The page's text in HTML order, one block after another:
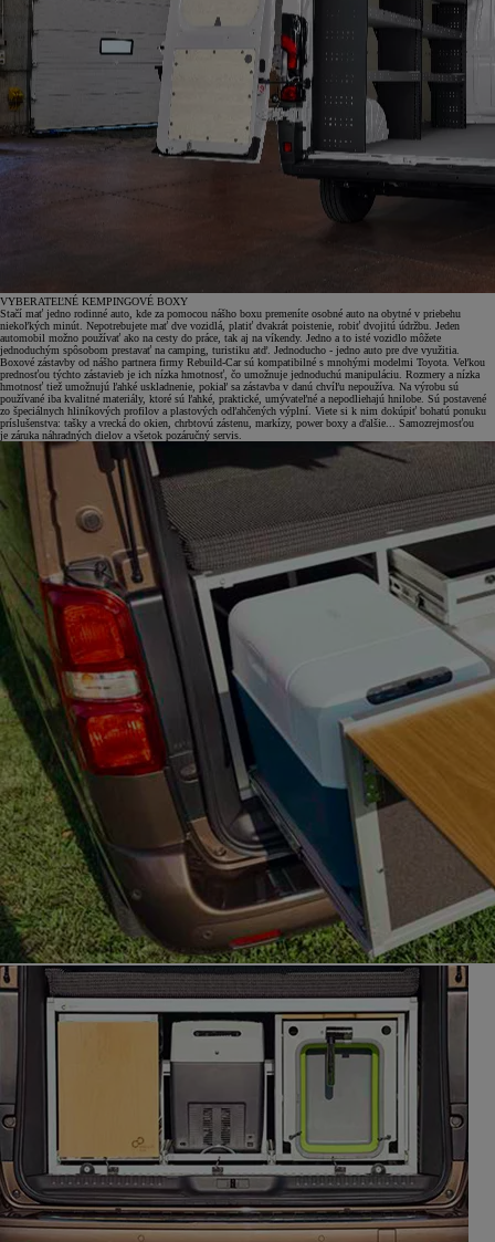
VYBERATEĽNÉ KEMPINGOVÉ BOXY
Stačí mať jedno rodinné auto, kde za pomocou nášho boxu premeníte osobné auto na obytné v priebehu
niekoľkých minút. Nepotrebujete mať dve vozidlá, platiť dvakrát poistenie, robiť dvojitú údržbu. Jeden
automobil možno používať ako na cesty do práce, tak aj na víkendy. Jedno a to isté vozidlo môžete
jednoduchým spôsobom prestavať na camping, turistiku atď. Jednoducho - jedno auto pre dve využitia.
Boxové zástavby od nášho partnera firmy Rebuild-Car sú kompatibilné s mnohými modelmi Toyota. Veľkou
prednosťou týchto zástavieb je ich nízka hmotnosť, čo umožnuje jednoduchú manipuláciu. Rozmery a nízka
hmotnosť tiež umožnujú ľahké uskladnenie, pokiaľ sa zástavba v danú chvíľu nepoužíva. Na výrobu sú
používané iba kvalitné materiály, ktoré sú ľahké, praktické, umývateľné a nepodliehajú hnilobe. Sú postavené
zo špeciálnych hliníkových profilov a plastových odľahčených výplní. Viete si k nim dokúpiť bohatú ponuku
príslušenstva: tašky a vrecká do okien, chrbtovú zástenu, markízy, power boxy a ďalšie... Samozrejmosťou
je záruka náhradných dielov a všetok pozáručný servis.